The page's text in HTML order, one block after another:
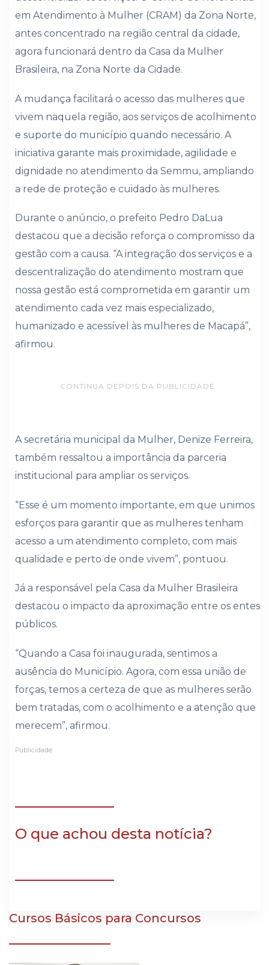
em Atendimento à Mulher (CRAM) da Zona Norte,
antes concentrado na região central da cidade,
agora funcionará dentro da Casa da Mulher
Brasileira, na Zona Norte da Cidade.
A mudança facilitará o acesso das mulheres que
vivem naquela região, aos serviços de acolhimento
e suporte do município quando necessário. A
iniciativa garante mais proximidade, agilidade e
dignidade no atendimento da Semmu, ampliando
a rede de proteção e cuidado às mulheres.
Durante o anúncio, o prefeito Pedro DaLua
destacou que a decisão reforça o compromisso da
gestão com a causa. “A integração dos serviços e a
descentralização do atendimento mostram que
nossa gestão está comprometida em garantir um
atendimento cada vez mais especializado,
humanizado e acessível às mulheres de Macapá”,
afirmou.
CONTINUA DEPOIS DA PUBLICIDADE
A secretária municipal da Mulher, Denize Ferreira,
também ressaltou a importância da parceria
institucional para ampliar os serviços.
“Esse é um momento importante, em que unimos
esforços para garantir que as mulheres tenham
acesso a um atendimento completo, com mais
qualidade e perto de onde vivem”, pontuou.
Já a responsável pela Casa da Mulher Brasileira
destacou o impacto da aproximação entre os entes
públicos.
“Quando a Casa foi inaugurada, sentimos a
ausência do Município. Agora, com essa união de
forças, temos a certeza de que as mulheres serão
bem tratadas, com o acolhimento e a atenção que
merecem”, afirmou.
Publicidade
O que achou desta notícia?
Cursos Básicos para Concursos